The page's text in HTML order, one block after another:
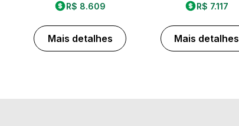
R$ 8.609
Mais detalhes
R$ 7.117
Mais detalhes